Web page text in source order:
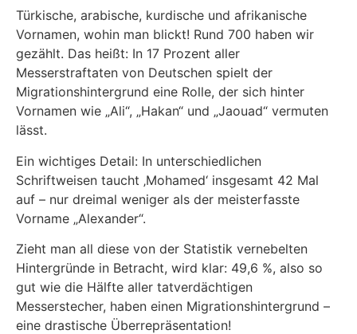
Türkische, arabische, kurdische und afrikanische
Vornamen, wohin man blickt! Rund 700 haben wir
gezählt. Das heißt: In 17 Prozent aller
Messerstraftaten von Deutschen spielt der
Migrationshintergrund eine Rolle, der sich hinter
Vornamen wie „Ali“, „Hakan“ und „Jaouad“ vermuten
lässt.
Ein wichtiges Detail: In unterschiedlichen
Schriftweisen taucht ‚Mohamed‘ insgesamt 42 Mal
auf – nur dreimal weniger als der meisterfasste
Vorname „Alexander“.
Zieht man all diese von der Statistik vernebelten
Hintergründe in Betracht, wird klar: 49,6 %, also so
gut wie die Hälfte aller tatverdächtigen
Messerstecher, haben einen Migrationshintergrund –
eine drastische Überrepräsentation!